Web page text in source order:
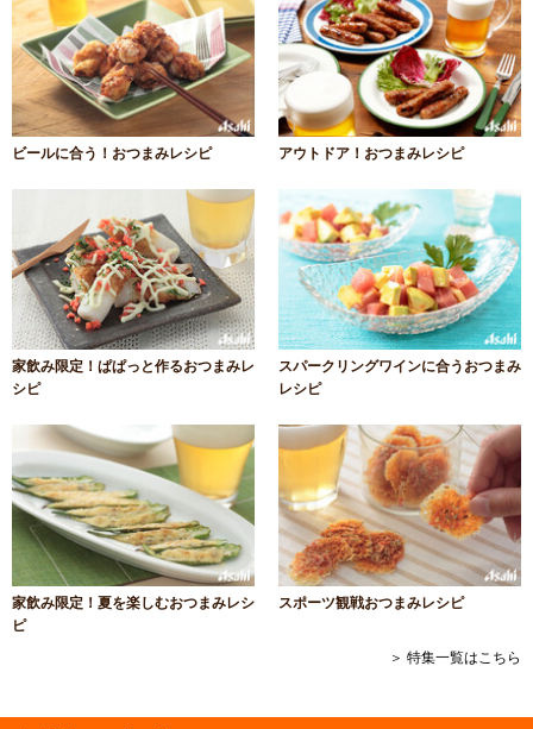
ビールに合う！おつまみレシピ アウトドア！おつまみレシピ
家飲み限定！ぱぱっと作るおつまみレ
シピ
スパークリングワインに合うおつまみ
レシピ
家飲み限定！夏を楽しむおつまみレシ
ピ
スポーツ観戦おつまみレシピ
＞ 特集一覧はこちら